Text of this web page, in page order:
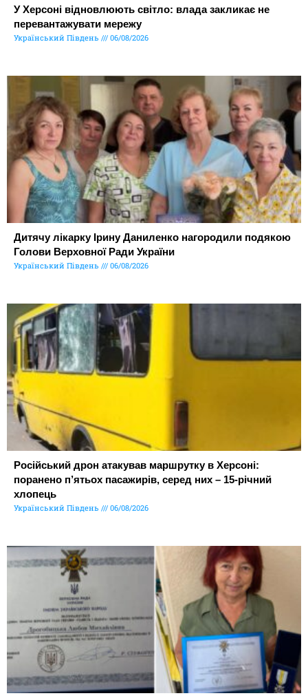
У Херсоні відновлюють світло: влада закликає не
перевантажувати мережу
Український Південь 06/08/2026
Дитячу лікарку Ірину Даниленко нагородили подякою
Голови Верховної Ради України
Український Південь 06/08/2026
Російський дрон атакував маршрутку в Херсоні:
поранено п’ятьох пасажирів, серед них – 15-річний
хлопець
Український Південь 06/08/2026